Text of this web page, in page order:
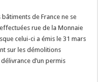
de France ne se
rue de la Monnaie
celui-ci a émis le 31 mars
sur les démolitions
d’un permis